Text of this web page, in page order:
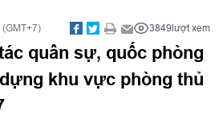
3849lượt xem
quân sự, quốc phòng
khu vực phòng thủ